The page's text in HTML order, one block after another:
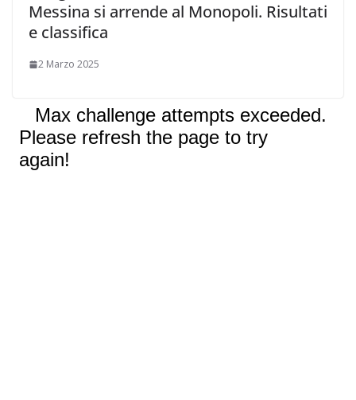
Messina si arrende al Monopoli. Risultati
e classifica
2 Marzo 2025